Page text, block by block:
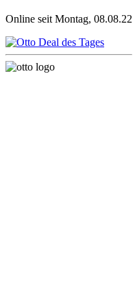
Online seit Montag, 08.08.22